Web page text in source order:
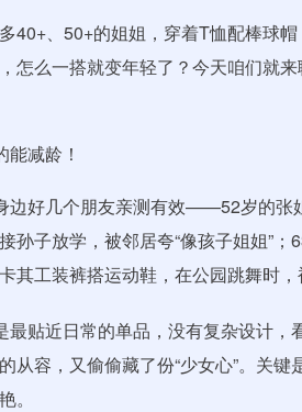
40+、50+的姐姐，穿着T恤配棒球
怎么一搭就变年轻了？今天咱们就
减龄！
边好几个朋友亲测有效——52岁的
孙子放学，被邻居夸“像孩子姐姐”
其工装裤搭运动鞋，在公园跳舞时，
贴近日常的单品，没有复杂设计
从容，又偷偷藏了份“少女心”。关
。